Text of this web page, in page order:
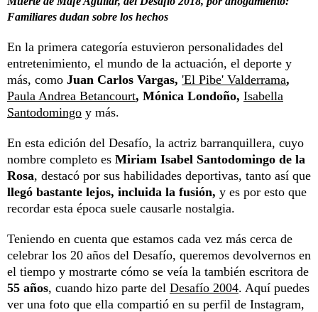
Familiares dudan sobre los hechos
En la primera categoría estuvieron personalidades del
entretenimiento, el mundo de la actuación, el deporte y
más, como Juan Carlos Vargas, 'El Pibe' Valderrama,
Paula Andrea Betancourt, Mónica Londoño, Isabella
Santodomingo y más.
En esta edición del Desafío, la actriz barranquillera, cuyo
nombre completo es Miriam Isabel Santodomingo de la
Rosa, destacó por sus habilidades deportivas, tanto así que
llegó bastante lejos, incluida la fusión, y es por esto que
recordar esta época suele causarle nostalgia.
Teniendo en cuenta que estamos cada vez más cerca de
celebrar los 20 años del Desafío, queremos devolvernos en
el tiempo y mostrarte cómo se veía la también escritora de
55 años, cuando hizo parte del Desafío 2004. Aquí puedes
ver una foto que ella compartió en su perfil de Instagram,